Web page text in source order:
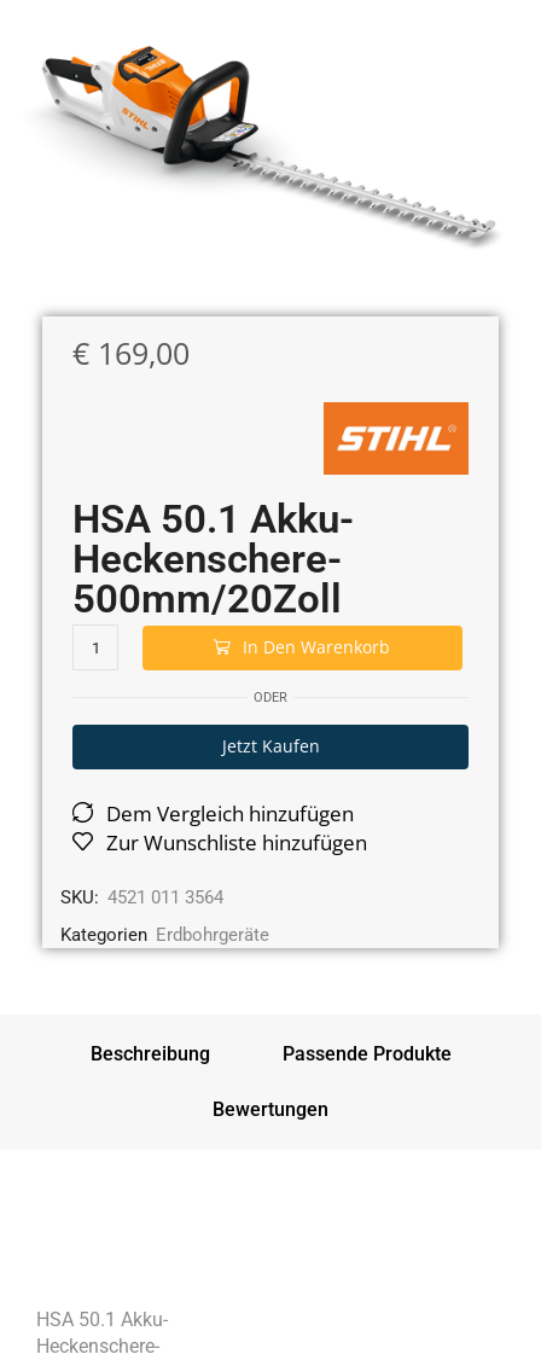
€ 169,00
HSA 50.1 Akku-
Heckenschere-
500mm/20Zoll
In Den Warenkorb
ODER
Jetzt Kaufen
Dem Vergleich hinzufügen
Zur Wunschliste hinzufügen
SKU: 4521 011 3564
Kategorien Erdbohrgeräte
Beschreibung Passende Produkte
Bewertungen
HSA 50.1 Akku-
Heckenschere-